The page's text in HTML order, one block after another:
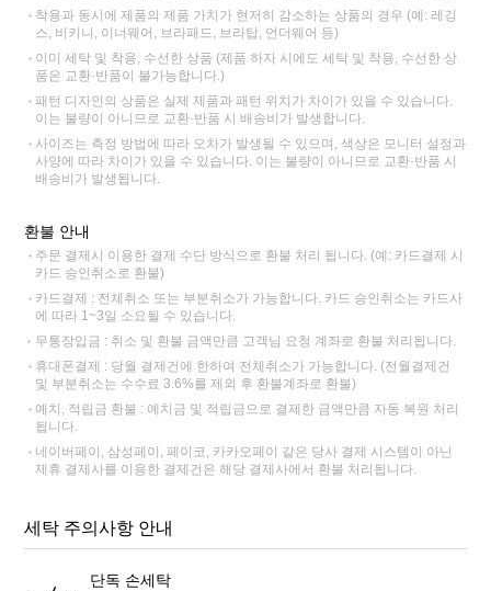
착용과 동시에 제품의 제품 가치가 현저히 감소하는 상품의 경우 (예: 레깅
스, 비키니, 이너웨어, 브라패드, 브라탑, 언더웨어 등)
이미 세탁 및 착용, 수선한 상품 (제품 하자 시에도 세탁 및 착용, 수선한 상
품은 교환·반품이 불가능합니다.)
패턴 디자인의 상품은 실제 제품과 패턴 위치가 차이가 있을 수 있습니다.
이는 불량이 아니므로 교환·반품 시 배송비가 발생합니다.
사이즈는 측정 방법에 따라 오차가 발생될 수 있으며, 색상은 모니터 설정과
사양에 따라 차이가 있을 수 있습니다. 이는 불량이 아니므로 교환·반품 시
배송비가 발생됩니다.
환불 안내
주문 결제시 이용한 결제 수단 방식으로 환불 처리 됩니다. (예: 카드결제 시
카드 승인취소로 환불)
카드결제 : 전체취소 또는 부분취소가 가능합니다. 카드 승인취소는 카드사
에 따라 1~3일 소요될 수 있습니다.
무통장입금 : 취소 및 환불 금액만큼 고객님 요청 계좌로 환불 처리됩니다.
휴대폰결제 : 당월 결제건에 한하여 전체취소가 가능합니다. (전월결제건
및 부분취소는 수수료 3.6%를 제외 후 환불계좌로 환불)
예치, 적립금 환불 : 예치금 및 적립금으로 결제한 금액만큼 자동 복원 처리
됩니다.
네이버페이, 삼성페이, 페이코, 카카오페이 같은 당사 결제 시스템이 아닌
제휴 결제사를 이용한 결제건은 해당 결제사에서 환불 처리됩니다.
세탁 주의사항 안내
단독 손세탁